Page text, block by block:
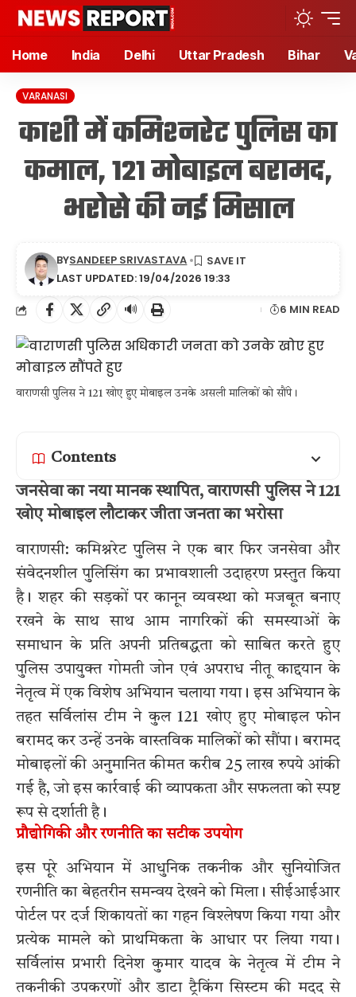
Home India Delhi Uttar Pradesh Bihar
VARANASI
काशी में कमिश्नरेट पुलिस का
कमाल, 121 मोबाइल बरामद,
भरोसे की नई मिसाल
LAST UPDATED: 19/04/2026 19:33
BYSANDEEP SRIVASTAVA
🔊 6 MIN READ
वाराणसी पुलिस ने 121 खोए हुए मोबाइल उनके असली मालिकों को सौंपे।
Contents
जनसेवा का नया मानक स्थापित, वाराणसी पुलिस ने 121
खोए मोबाइल लौटाकर जीता जनता का भरोसा
वाराणसी: कमिश्नरेट पुलिस ने एक बार फिर जनसेवा और
संवेदनशील पुलिसिंग का प्रभावशाली उदाहरण प्रस्तुत किया
है। शहर की सड़कों पर कानून व्यवस्था को मजबूत बनाए
रखने के साथ साथ आम नागरिकों की समस्याओं के
समाधान के प्रति अपनी प्रतिबद्धता को साबित करते हुए
पुलिस उपायुक्त गोमती जोन एवं अपराध नीतू काद्दयान के
नेतृत्व में एक विशेष अभियान चलाया गया। इस अभियान के
तहत सर्विलांस टीम ने कुल 121 खोए हुए मोबाइल फोन
बरामद कर उन्हें उनके वास्तविक मालिकों को सौंपा। बरामद
मोबाइलों की अनुमानित कीमत करीब 25 लाख रुपये आंकी
गई है, जो इस कार्रवाई की व्यापकता और सफलता को स्पष्ट
रूप से दर्शाती है।
प्रौद्योगिकी और रणनीति का सटीक उपयोग
इस पूरे अभियान में आधुनिक तकनीक और सुनियोजित
रणनीति का बेहतरीन समन्वय देखने को मिला। सीईआईआर
पोर्टल पर दर्ज शिकायतों का गहन विश्लेषण किया गया और
प्रत्येक मामले को प्राथमिकता के आधार पर लिया गया।
सर्विलांस प्रभारी दिनेश कुमार यादव के नेतृत्व में टीम ने
तकनीकी उपकरणों और डाटा ट्रैकिंग सिस्टम की मदद से